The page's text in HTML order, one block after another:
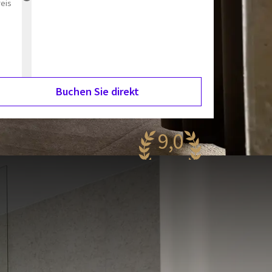
Buchen Sie direkt
9,0
Bewertungen